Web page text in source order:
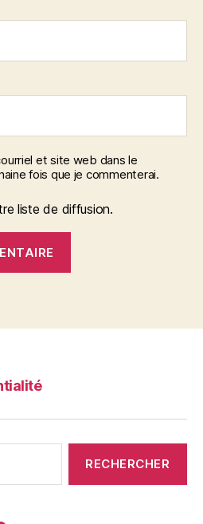
et site web dans le
fois que je commenterai.
liste de diffusion.